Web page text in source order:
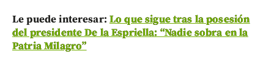
Le puede interesar: Lo que sigue tras la posesión
del presidente De la Espriella: “Nadie sobra en la
Patria Milagro”